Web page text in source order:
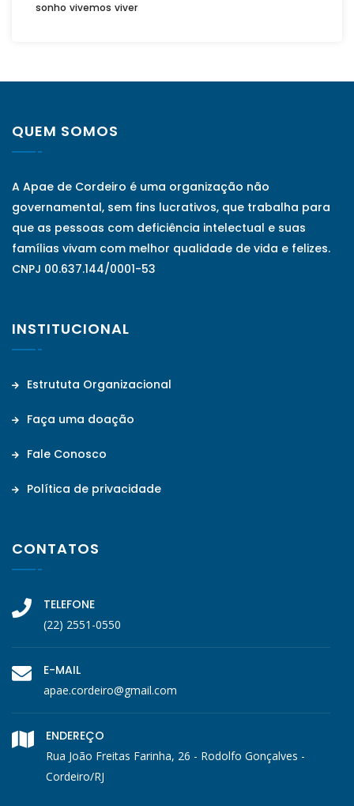
sonho vivemos viver
QUEM SOMOS
A Apae de Cordeiro é uma organização não
governamental, sem fins lucrativos, que trabalha para
que as pessoas com deficiência intelectual e suas
famílias vivam com melhor qualidade de vida e felizes.
CNPJ 00.637.144/0001-53
INSTITUCIONAL
Estrututa Organizacional
Faça uma doação
Fale Conosco
Política de privacidade
CONTATOS
TELEFONE
(22) 2551-0550
E-MAIL
apae.cordeiro@gmail.com
ENDEREÇO
Rua João Freitas Farinha, 26 - Rodolfo Gonçalves -
Cordeiro/RJ